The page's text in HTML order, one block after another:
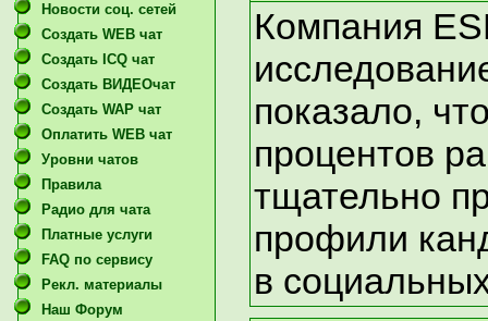
Новости соц. сетей
Создать WEB чат
Создать ICQ чат
Создать ВИДЕОчат
Создать WAP чат
Оплатить WEB чат
Уровни чатов
Правила
Радио для чата
Платные услуги
FAQ по сервису
Рекл. материалы
Наш Форум
Компания
показало,
процентов
тщательно
профили
в